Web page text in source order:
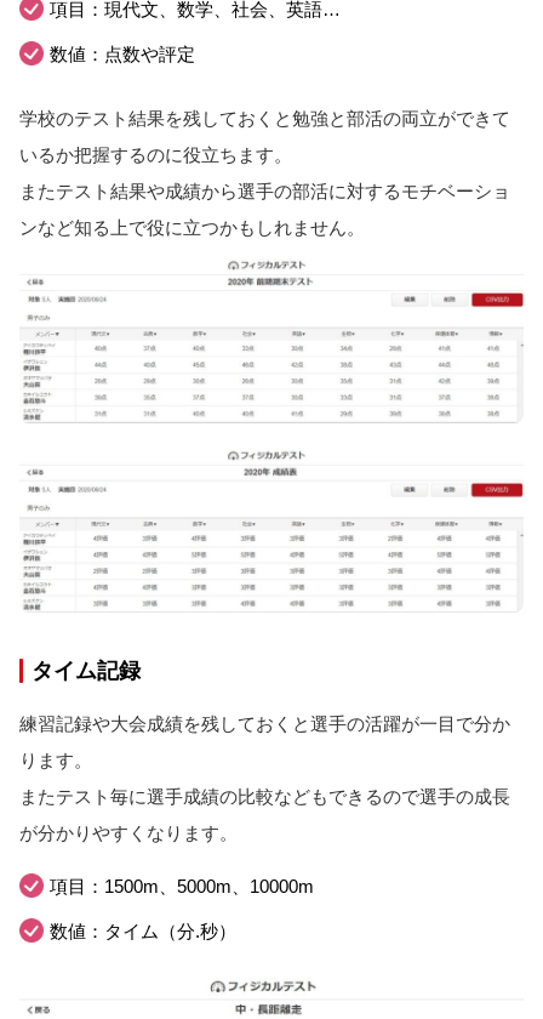
項目：現代文、数学、社会、英語…
数値：点数や評定
学校のテスト結果を残しておくと勉強と部活の両立ができて
いるか把握するのに役立ちます。
またテスト結果や成績から選手の部活に対するモチベーショ
ンなど知る上で役に立つかもしれません。
タイム記録
練習記録や大会成績を残しておくと選手の活躍が一目で分か
ります。
またテスト毎に選手成績の比較などもできるので選手の成長
が分かりやすくなります。
項目：1500m、5000m、10000m
数値：タイム（分.秒）